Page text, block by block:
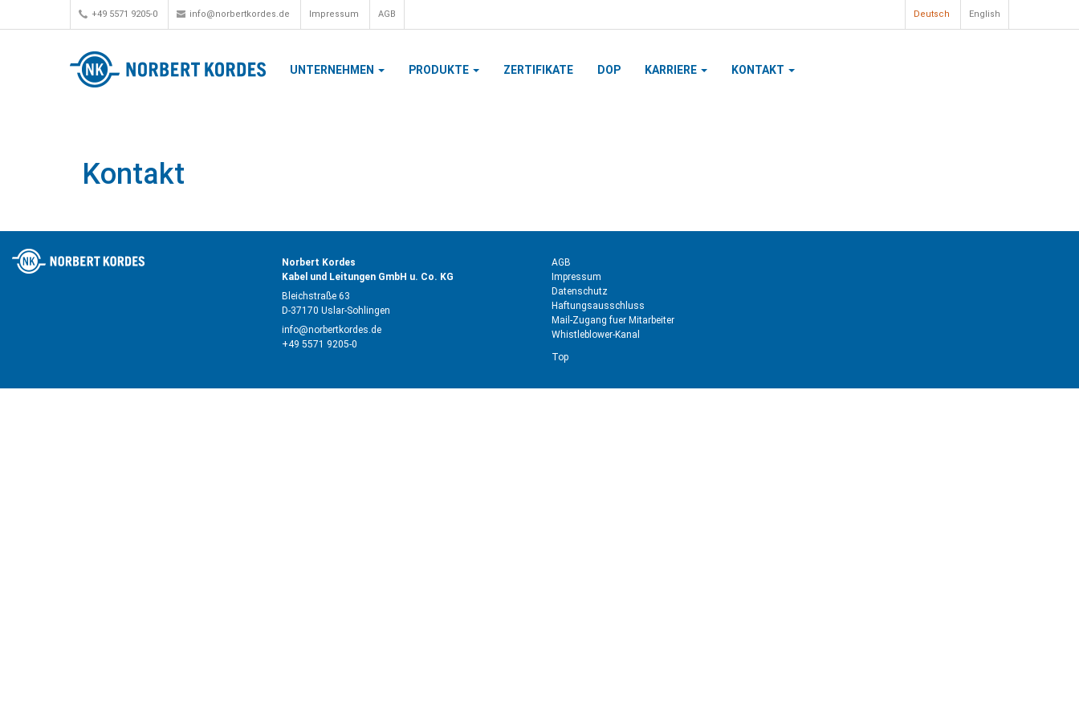
Deutsch English
+49 5571 9205-0 info@norbertkordes.de Impressum AGB
UNTERNEHMEN PRODUKTE ZERTIFIKATE DOP KARRIERE KONTAKT
Kontakt
Norbert Kordes
Kabel und Leitungen GmbH u. Co. KG
Bleichstraße 63
D-37170 Uslar-Sohlingen
info@norbertkordes.de
+49 5571 9205-0
AGB
Impressum
Datenschutz
Haftungsausschluss
Mail-Zugang fuer Mitarbeiter
Whistleblower-Kanal
Top